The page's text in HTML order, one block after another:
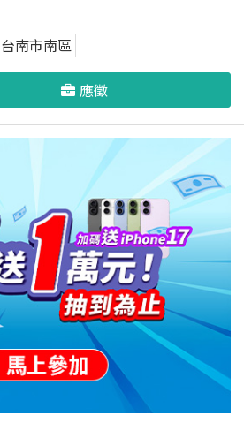
台南市南區
應徵